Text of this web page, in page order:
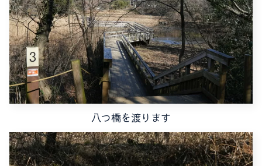
八つ橋を渡ります